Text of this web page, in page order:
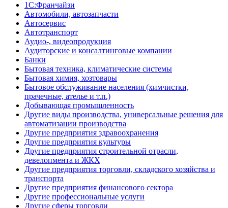
1С:Франчайзи
Автомобили, автозапчасти
Автосервис
Автотранспорт
Аудио-, видеопродукция
Аудиторские и консалтинговые компании
Банки
Бытовая техника, климатические системы
Бытовая химия, хозтовары
Бытовое обслуживание населения (химчистки,
прачечные, ателье и т.п.)
Добывающая промышленность
Другие виды производства, универсальные решения для
автоматизации производства
Другие предприятия здравоохранения
Другие предприятия культуры
Другие предприятия строительной отрасли,
девелопмента и ЖКХ
Другие предприятия торговли, складского хозяйства и
транспорта
Другие предприятия финансового сектора
Другие профессиональные услуги
Другие сферы торговли